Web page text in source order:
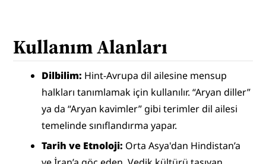
Kullanım Alanları
Dilbilim: Hint-Avrupa dil ailesine mensup
halkları tanımlamak için kullanılır. “Aryan diller”
ya da “Aryan kavimler” gibi terimler dil ailesi
temelinde sınıflandırma yapar.
Tarih ve Etnoloji: Orta Asya'dan Hindistan’a